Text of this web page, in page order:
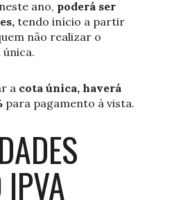
ano, poderá ser
tendo início a partir
não realizar o
a cota única, haverá
para pagamento à vista.
IPVA